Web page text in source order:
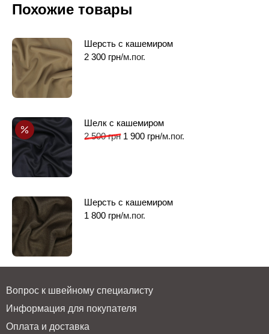
Похожие товары
Шерсть с кашемиром
2 300 грн/м.пог.
Шелк с кашемиром
2 500грн 1 900 грн/м.пог.
Шерсть с кашемиром
1 800 грн/м.пог.
Вопрос к швейному специалисту
Информация для покупателя
Оплата и доставка